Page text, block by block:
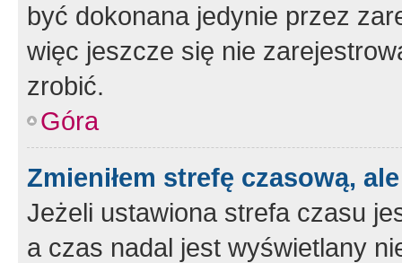
być dokonana jedynie przez
więc jeszcze się nie
zrobić.
Góra
Zmieniłem strefę czasową,
Jeżeli ustawiona strefa czasu
a czas nadal jest wyświetlany